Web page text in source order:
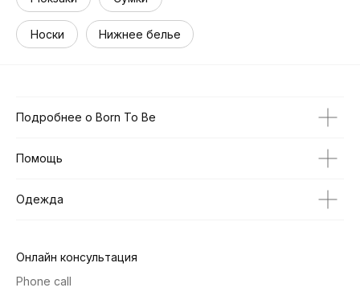
Носки Нижнее белье
Подробнее о Born To Be
Помощь
Одежда
Онлайн консультация
Phone call